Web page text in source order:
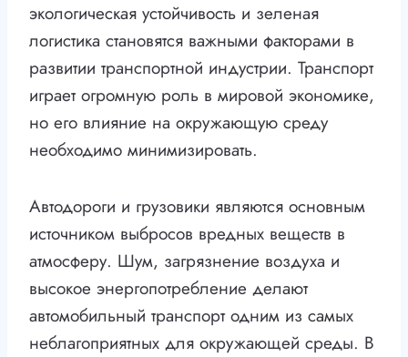
экологическая устойчивость и зеленая
логистика становятся важными факторами в
развитии транспортной индустрии. Транспорт
играет огромную роль в мировой экономике,
но его влияние на окружающую среду
необходимо минимизировать.
Автодороги и грузовики являются основным
источником выбросов вредных веществ в
атмосферу. Шум, загрязнение воздуха и
высокое энергопотребление делают
автомобильный транспорт одним из самых
неблагоприятных для окружающей среды. В